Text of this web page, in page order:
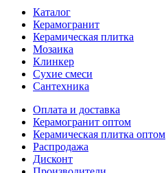
Каталог
Керамогранит
Керамическая плитка
Мозаика
Клинкер
Сухие смеси
Сантехника
Оплата и доставка
Керамогранит оптом
Керамическая плитка оптом
Распродажа
Дисконт